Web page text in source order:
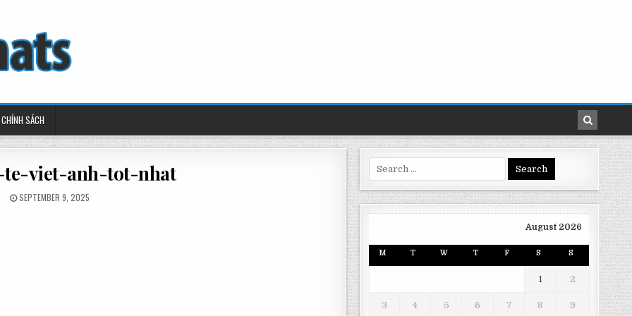
CHÍNH SÁCH
viet-anh-tot-nhat
POSTED
SEPTEMBER 9, 2025
Search
for:
August 2026
M T W T F S S
1 2
3 4 5 6 7 8 9